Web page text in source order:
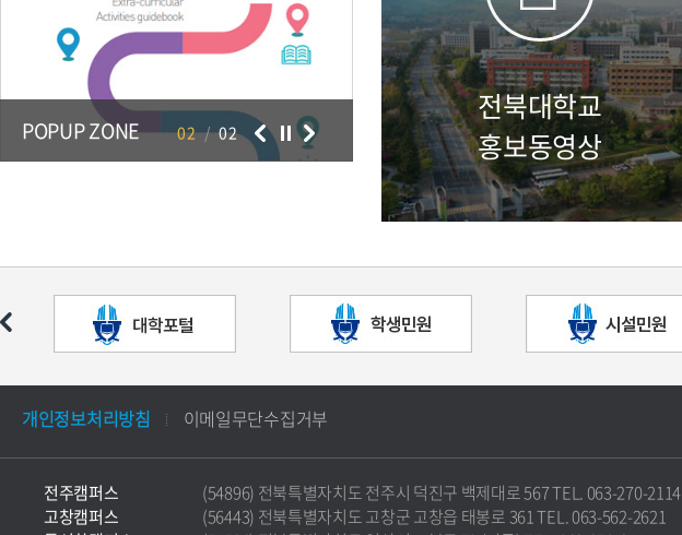
POPUP ZONE 02 / 02
전북대학교
홍보동영상
개인정보처리방침 이메일무단수집거부
전주캠퍼스
(54896) 전북특별자치도 전주시 덕진구 백제대로 567 TEL. 063-270-2114
고창캠퍼스
(56443) 전북특별자치도 고창군 고창읍 태봉로 361 TEL. 063-562-2621